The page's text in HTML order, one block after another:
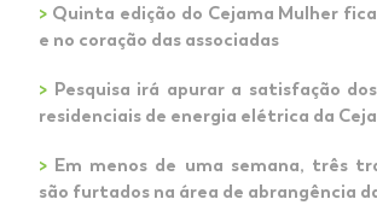
> Quinta edição do Cejama Mulher
e no coração das associadas
> Pesquisa irá apurar a satisfação
residenciais de energia elétrica da
> Em menos de uma semana, três
são furtados na área de abrangência